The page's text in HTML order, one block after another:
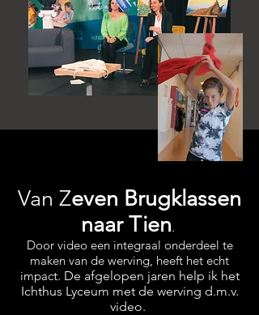
Van Zeven Brugklassen
naar Tien.
Door video een integraal onderdeel te
maken van de werving, heeft het echt
impact. De afgelopen jaren help ik het
Ichthus Lyceum met de werving d.m.v.
video.